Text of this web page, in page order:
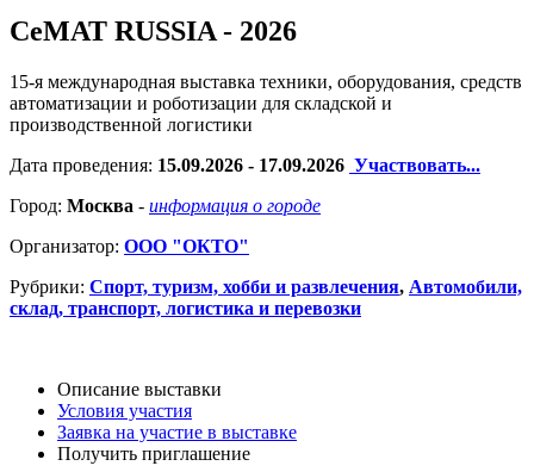
CeMAT RUSSIA - 2026
15-я международная выставка техники, оборудования, средств
автоматизации и роботизации для складской и
производственной логистики
Дата проведения: 15.09.2026 - 17.09.2026 Участвовать...
Город: Москва - информация о городе
Организатор: ООО "ОКТО"
Рубрики: Спорт, туризм, хобби и развлечения, Автомобили,
склад, транспорт, логистика и перевозки
Описание выставки
Условия участия
Заявка на участие в выставке
Получить приглашение